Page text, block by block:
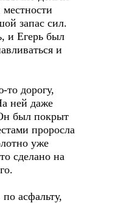
местности
запас сил.
и Егерь был
и
дорогу,
ней даже
был покрыт
проросла
уже
сделано на
асфальту,